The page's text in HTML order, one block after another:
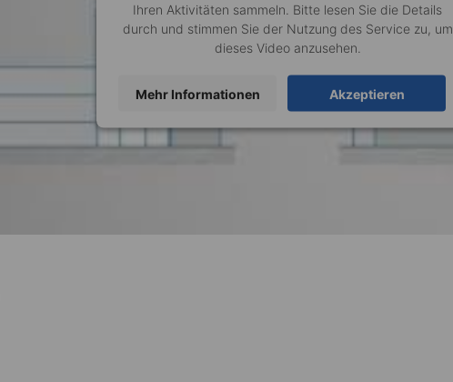
Ihren Aktivitäten sammeln. Bitte lesen Sie die Details
durch und stimmen Sie der Nutzung des Service zu, um
dieses Video anzusehen.
Mehr Informationen Akzeptieren